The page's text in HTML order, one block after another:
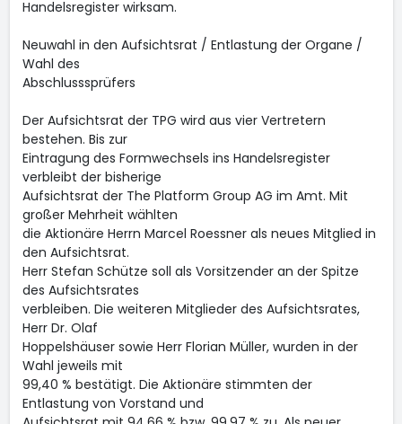
Handelsregister wirksam.
Neuwahl in den Aufsichtsrat / Entlastung der Organe /
Wahl des
Abschlusssprüfers
Der Aufsichtsrat der TPG wird aus vier Vertretern
bestehen. Bis zur
Eintragung des Formwechsels ins Handelsregister
verbleibt der bisherige
Aufsichtsrat der The Platform Group AG im Amt. Mit
großer Mehrheit wählten
die Aktionäre Herrn Marcel Roessner als neues Mitglied in
den Aufsichtsrat.
Herr Stefan Schütze soll als Vorsitzender an der Spitze
des Aufsichtsrates
verbleiben. Die weiteren Mitglieder des Aufsichtsrates,
Herr Dr. Olaf
Hoppelshäuser sowie Herr Florian Müller, wurden in der
Wahl jeweils mit
99,40 % bestätigt. Die Aktionäre stimmten der
Entlastung von Vorstand und